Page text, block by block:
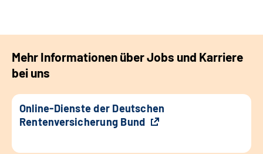
Mehr Informationen über Jobs und Karriere
bei uns
Online-Dienste der Deutschen
Rentenversicherung Bund